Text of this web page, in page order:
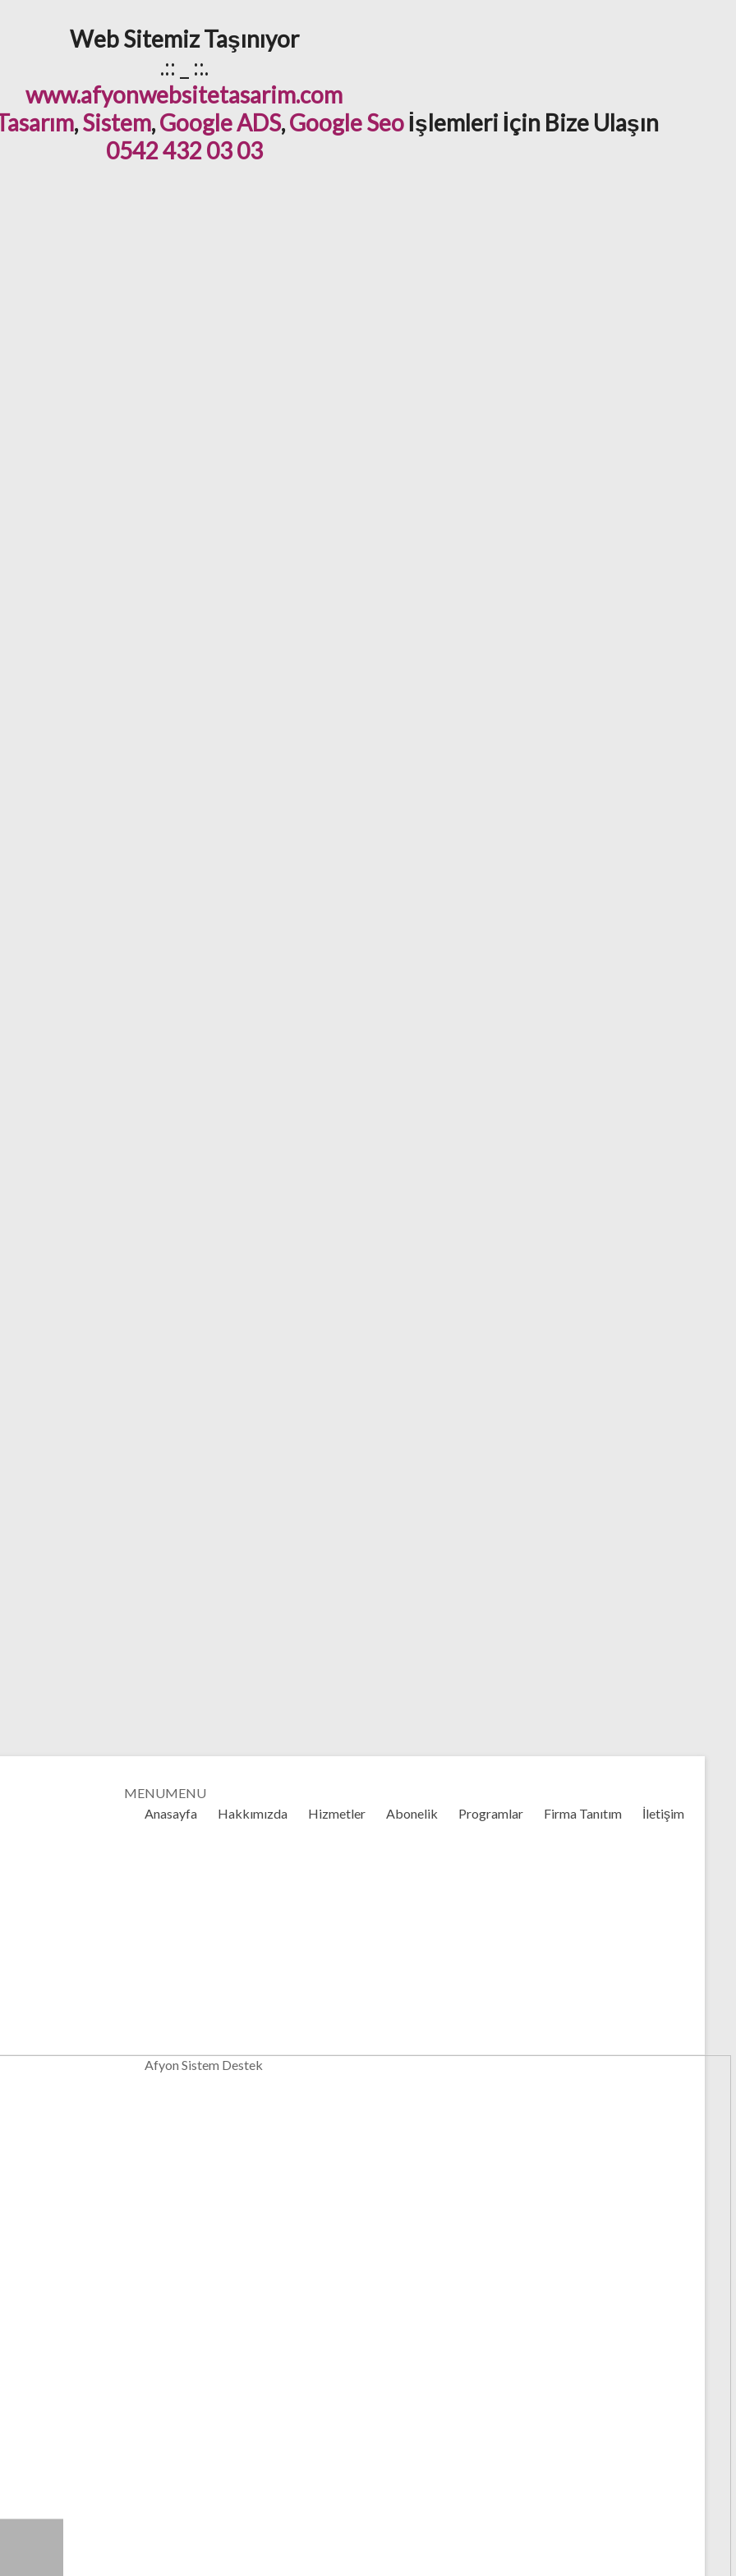
Web Sitemiz Taşınıyor
.:: _ ::.
www.afyonwebsitetasarim.com
,Sistem,Google ADS,Google Seoİşlemleri İçin Bize Ulaşın
0542 432 03 03
MENUMENU
Anasayfa
Hakkımızda Hizmetler Abonelik Programlar Firma Tanıtım İletişim